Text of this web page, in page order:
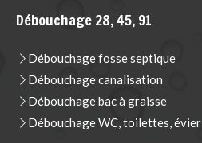
Débouchage 28, 45, 91
Débouchage fosse septique
Débouchage canalisation
Débouchage bac à graisse
Débouchage WC, toilettes, évier